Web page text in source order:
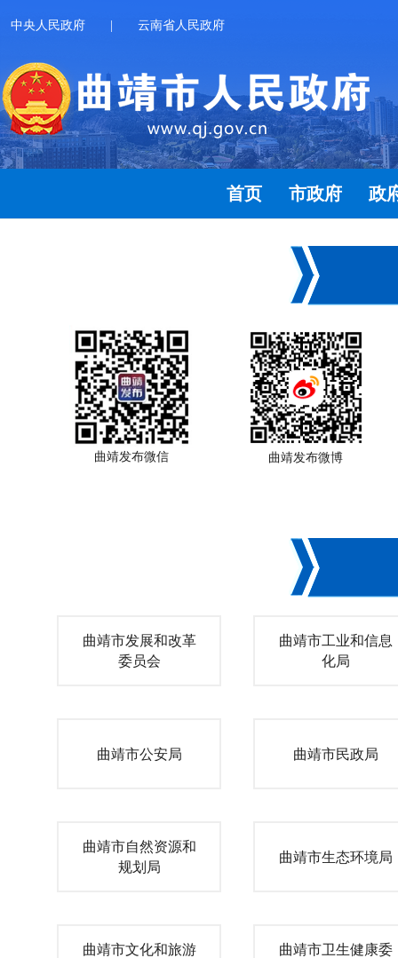
中央人民政府 | 云南省人民政府
首页 市政府 政
曲靖发布微信 曲靖发布微博
曲靖市发展和改革
委员会
曲靖市工业和信息
化局
曲靖市公安局 曲靖市民政局
曲靖市自然资源和
规划局
曲靖市生态环境局
曲靖市文化和旅游
曲靖市卫生健康委